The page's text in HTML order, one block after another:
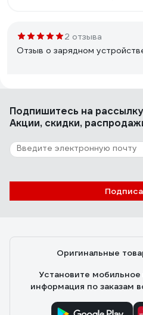
Felisatti (например, АБ-2.0Aч/
5709.5.0.00); - хорошая
2 отзыва
Отзыв о зарядном
брал для переделки под
подошло
Отзыв о зарядном
минут. Заряжает
1830, 1840, 1850 и т.д.)
правда играет всего пару
Подпишитесь на рассылку
Акции, скидки,
Оригинальные
Установите
информация по заказам